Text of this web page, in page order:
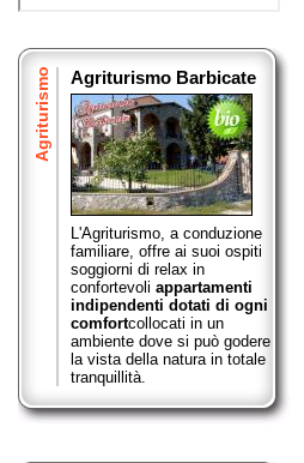
Agriturismo Agriturismo Barbicate
L'Agriturismo, a conduzione
familiare, offre ai suoi ospiti
soggiorni di relax in
confortevoli appartamenti
indipendenti dotati di ogni
comfortcollocati in un
ambiente dove si può godere
la vista della natura in totale
tranquillità.